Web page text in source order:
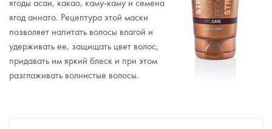
ягоды асаи, какао, каму-каму и семена
ягод аннато. Рецептура этой маски
позволяет напитать волосы влагой и
удерживать ее, защищать цвет волос,
придавать им яркий блеск и при этом
разглаживать волнистые волосы.